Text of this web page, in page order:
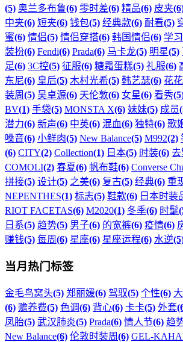
(5) 奥兰多布鲁(6) 零时差(6) 精品(6) 皮夹
中夹(6) 短夹(6) 钱包(5) 经典款(6) 耐看(5)
蜜(6) 情侣(5) 情侣穿搭(6) 韩国情侣(6) 学习
装扮(6) Fendi(6) Prada(6) 马卡龙(5) 明星(5)
足(6) 3C控(5) 征服(6) 糖霜蛋糕(5) 礼服(6)
东尼(6) 皇后(5) 木村光希(5) 韩艺瑟(6) 花花
装周(5) 吴卓源(6) 天伦敦(6) 女星(6) 看秀
BV(1) 手袋(5) MONSTA X(6) 妹妹(5) 成员
潜力(6) 新声(6) 中英(6) 混血(6) 独特(6) 歌
嗓音(6) 小鲜肉(5) New Balance(5) M992(2)
(6) CITY(2) Collection(1) 日本(5) 时装(6) 去
COMOLI(2) 春夏(6) 帆布鞋(6) Converse
拼接(5) 设计(5) 之美(6) 复古(5) 经典(6) 重
NEPENTHES(1) 标志(5) 鞋款(6) 日本时装
RIOT FACETAS(6) M2020(1) 冬季(6) 时髦
日系(5) 趋势(5) 男子(6) 的宽裤(6) 疫情(6)
赚钱(5) 每周(6) 星座(6) 星座运程(6) 水逆
当月热门标签
金毛鸟窝头(5) 郑丽媛(6) 驾驭(5) 个性(6)
(6) 赡养费(5) 色调(6) 背心(6) 卡卡(5) 外套
凤胎(5) 武汉肺炎(5) Prada(6) 情人节(6) 趋
New Balance(6) 伦敦时装周(6) GEL-